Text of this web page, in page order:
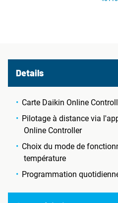
Details
Carte Daikin Online
Pilotage à distance via
Online Controller
Choix du mode de
température
Programmation